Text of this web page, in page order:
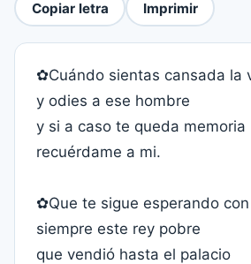
Copiar letra Imprimir
✿Cuándo sientas cansada la
y odies a ese hombre
y si a caso te queda memoria
recuérdame a mi.
✿Que te sigue esperando
siempre este rey pobre
que vendió hasta el palacio